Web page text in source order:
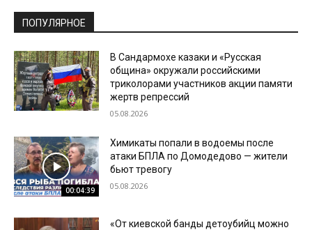
ПОПУЛЯРНОЕ
В Сандармохе казаки и «Русская
община» окружали российскими
триколорами участников акции памяти
жертв репрессий
05.08.2026
00:04:39
Химикаты попали в водоемы после
атаки БПЛА по Домодедово — жители
бьют тревогу
05.08.2026
«От киевской банды детоубийц можно